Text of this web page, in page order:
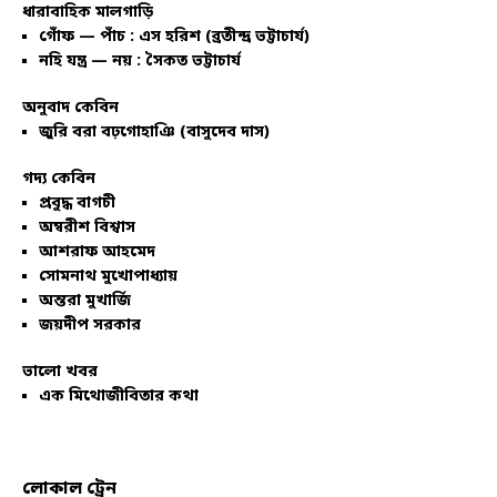
ধারাবাহিক মালগাড়ি
গোঁফ — পাঁচ : এস হরিশ (ব্রতীন্দ্র ভট্টাচার্য)
নহি যন্ত্র — নয় : সৈকত ভট্টাচার্য
অনুবাদ কেবিন
জুরি বরা বঢ়গোহাঞি (বাসুদেব দাস)
গদ্য কেবিন
প্রবুদ্ধ বাগচী
অম্বরীশ বিশ্বাস
আশরাফ আহমেদ
সোমনাথ মুখোপাধ্যায়
অন্তরা মুখার্জি
জয়দীপ সরকার
ভালো খবর
এক মিথোজীবিতার কথা
লোকাল ট্রেন